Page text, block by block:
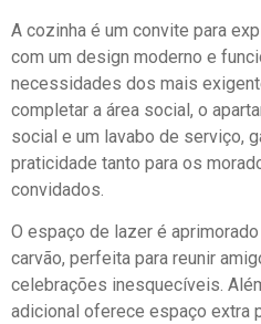
A cozinha é um convite para
com um design moderno e
necessidades dos mais
completar a área social, o
social e um lavabo de serviço,
praticidade tanto para os
convidados.
O espaço de lazer é
carvão, perfeita para reunir
celebrações inesquecíveis.
adicional oferece espaço extra